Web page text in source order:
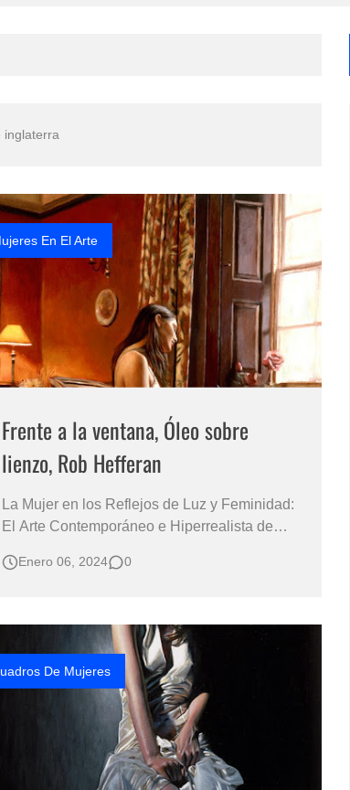
Mundo
inglaterra
En El Arte
Frente a la ventana, Óleo sobre
lienzo, Rob Hefferan
La Mujer en los Reflejos de Luz y Feminidad:
El Arte Contemporáneo e Hiperrealista de
Profundidad de la Psicología Femenina a
renombrado pintor inglés, se ha establecido
como un mae…
Enero 06, 2024 0
De Mujeres